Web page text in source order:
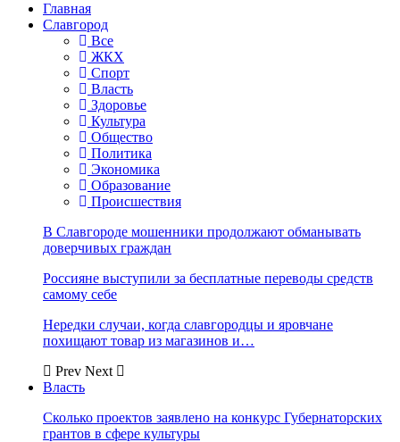
Главная
Славгород
Все
ЖКХ
Спорт
Власть
Здоровье
Культура
Общество
Политика
Экономика
Образование
Происшествия
В Славгороде мошенники продолжают обманывать
доверчивых граждан
Россияне выступили за бесплатные переводы средств
самому себе
Нередки случаи, когда славгородцы и яровчане
похищают товар из магазинов и…
Prev Next
Власть
Сколько проектов заявлено на конкурс Губернаторских
грантов в сфере культуры